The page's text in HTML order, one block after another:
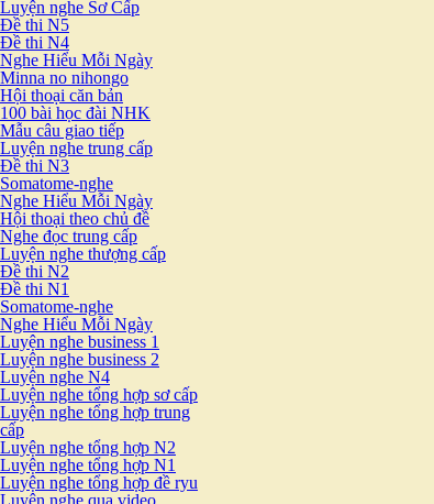
Luyện nghe Sơ Cấp
Đề thi N5
Đề thi N4
Nghe Hiểu Mỗi Ngày
Minna no nihongo
Hội thoại căn bản
100 bài học đài NHK
Mẫu câu giao tiếp
Luyện nghe trung cấp
Đề thi N3
Somatome-nghe
Nghe Hiểu Mỗi Ngày
Hội thoại theo chủ đề
Nghe đọc trung cấp
Luyện nghe thượng cấp
Đề thi N2
Đề thi N1
Somatome-nghe
Nghe Hiểu Mỗi Ngày
Luyện nghe business 1
Luyện nghe business 2
Luyện nghe N4
Luyện nghe tổng hợp sơ cấp
Luyện nghe tổng hợp trung
cấp
Luyện nghe tổng hợp N2
Luyện nghe tổng hợp N1
Luyện nghe tổng hợp đề ryu
Luyện nghe qua video